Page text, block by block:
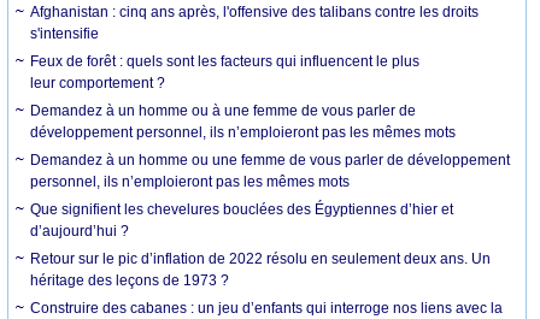
Afghanistan : cinq ans après, l'offensive des talibans contre les droits
s'intensifie
Feux de forêt : quels sont les facteurs qui influencent le plus
leur comportement ?
Demandez à un homme ou à une femme de vous parler de
développement personnel, ils n’emploieront pas les mêmes mots
Demandez à un homme ou une femme de vous parler de développement
personnel, ils n’emploieront pas les mêmes mots
Que signifient les chevelures bouclées des Égyptiennes d’hier et
d’aujourd’hui ?
Retour sur le pic d’inflation de 2022 résolu en seulement deux ans. Un
héritage des leçons de 1973 ?
Construire des cabanes : un jeu d’enfants qui interroge nos liens avec la